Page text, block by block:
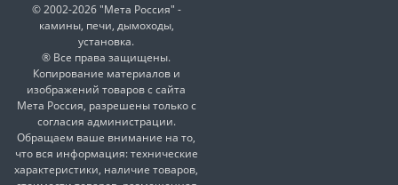
© 2002-2026 "Мета Россия" -
камины, печи, дымоходы,
установка.
® Все права защищены.
Копирование материалов и
изображений товаров с сайта
Мета Россия, разрешены только с
согласия администрации.
Обращаем ваше внимание на то,
что вся информация: технические
характеристики, наличие товаров,